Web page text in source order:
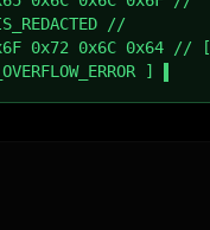
//
0x72 0x6C 0x64 // [
]